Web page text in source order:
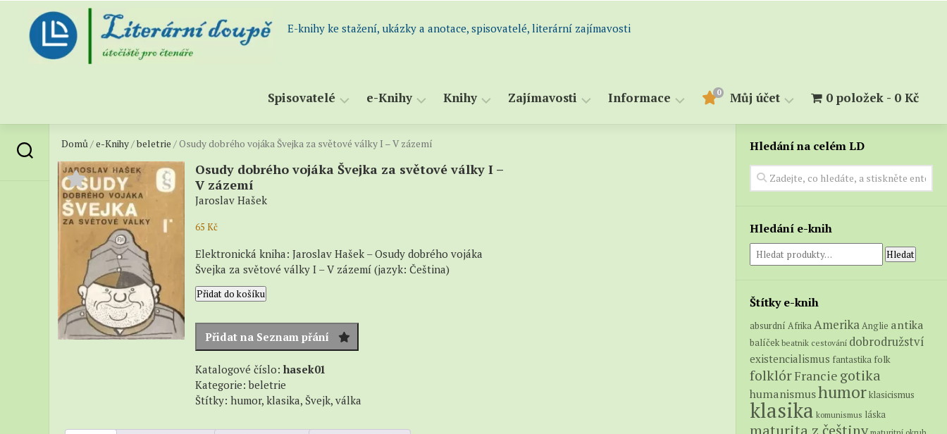
content
E-knihy ke stažení, ukázky a anotace, spisovatelé, literární zajímavosti
Spisovatelé
Abecední
spisovatelů
–
Próza
–
Beatnici
–
e-Knihy
Všechny
knihy
Romány
a
novely
Knihy
knih
–
Zajímavosti Informace 0 Můj účet
Objednávky
Stahování
0 položek 0 Kč
Domů/e-Knihy/beletrie / Osudy dobrého vojáka Švejka za světové války I – V zázemí
Osudy dobrého vojáka Švejka za světové války I –
V zázemí
Jaroslav Hašek
65 Kč
Elektronická kniha: Jaroslav Hašek – Osudy dobrého vojáka
Švejka za světové války I – V zázemí (jazyk: Čeština)
Osudy
dobrého
Švejka
války
I
-
Přidat do košíku
Přidat na Seznam přání
Katalogové číslo: hasek01
Kategorie:beletrie
Štítky: humor, klasika, Švejk, válka
Hledání na celém LD
Hledání e-knih
Hledat
Štítky e-knih
absurdní AfrikaAmerikaAnglie antika
balíček beatnik cestování dobrodružství
existencialismus fantastika folk
folklórFrancie gotika
humanismushumorklasicismus
klasika komunismus láska
maturita z češtiny